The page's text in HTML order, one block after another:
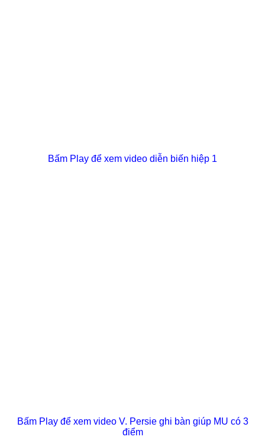
Bấm Play để xem video diễn biến hiệp 1
Bấm Play để xem video V. Persie ghi bàn giúp MU có 3
điểm